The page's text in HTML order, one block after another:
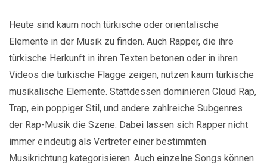
Heute sind kaum noch türkische oder orientalische
Elemente in der Musik zu finden. Auch Rapper, die ihre
türkische Herkunft in ihren Texten betonen oder in ihren
Videos die türkische Flagge zeigen, nutzen kaum türkische
musikalische Elemente. Stattdessen dominieren Cloud Rap,
Trap, ein poppiger Stil, und andere zahlreiche Subgenres
der Rap-Musik die Szene. Dabei lassen sich Rapper nicht
immer eindeutig als Vertreter einer bestimmten
Musikrichtung kategorisieren. Auch einzelne Songs können